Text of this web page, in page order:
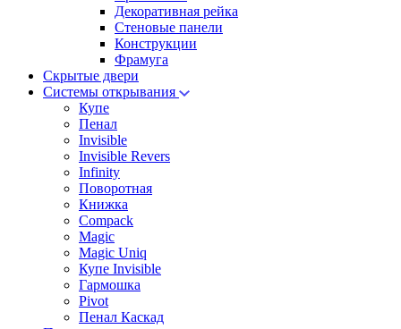
Декоративная рейка
Стеновые панели
Конструкции
Фрамуга
Скрытые двери
Системы открывания
Купе
Пенал
Invisible
Invisible Revers
Infinity
Поворотная
Книжка
Compack
Magic
Magic Uniq
Купе Invisible
Гармошка
Pivot
Пенал Каскад